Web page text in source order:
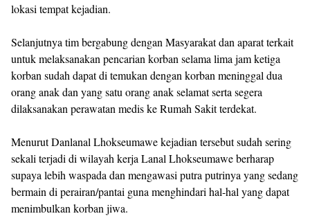
lokasi tempat kejadian.
Selanjutnya tim bergabung dengan Masyarakat dan aparat terkait
untuk melaksanakan pencarian korban selama lima jam ketiga
korban sudah dapat di temukan dengan korban meninggal dua
orang anak dan yang satu orang anak selamat serta segera
dilaksanakan perawatan medis ke Rumah Sakit terdekat.
Menurut Danlanal Lhokseumawe kejadian tersebut sudah sering
sekali terjadi di wilayah kerja Lanal Lhokseumawe berharap
supaya lebih waspada dan mengawasi putra putrinya yang sedang
bermain di perairan/pantai guna menghindari hal-hal yang dapat
menimbulkan korban jiwa.